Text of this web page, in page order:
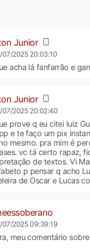
Junior
07/2025 20:03:10
acha lá fanfarrão e
Junior
07/2025 20:02:40
prove q eu citei luiz
e te faço um pix
mesmo. pra mim é
vc tá certo rapaz,
de textos. Vi
p pensar q acho
de Oscar e Lucas
07/2025 09:39:19
meu comentário